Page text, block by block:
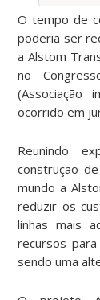
O tempo de
poderia ser
a Alstom
no
(Associação
ocorrido em
Reunindo
construção
mundo a
reduzir os
linhas mais
recursos
sendo uma